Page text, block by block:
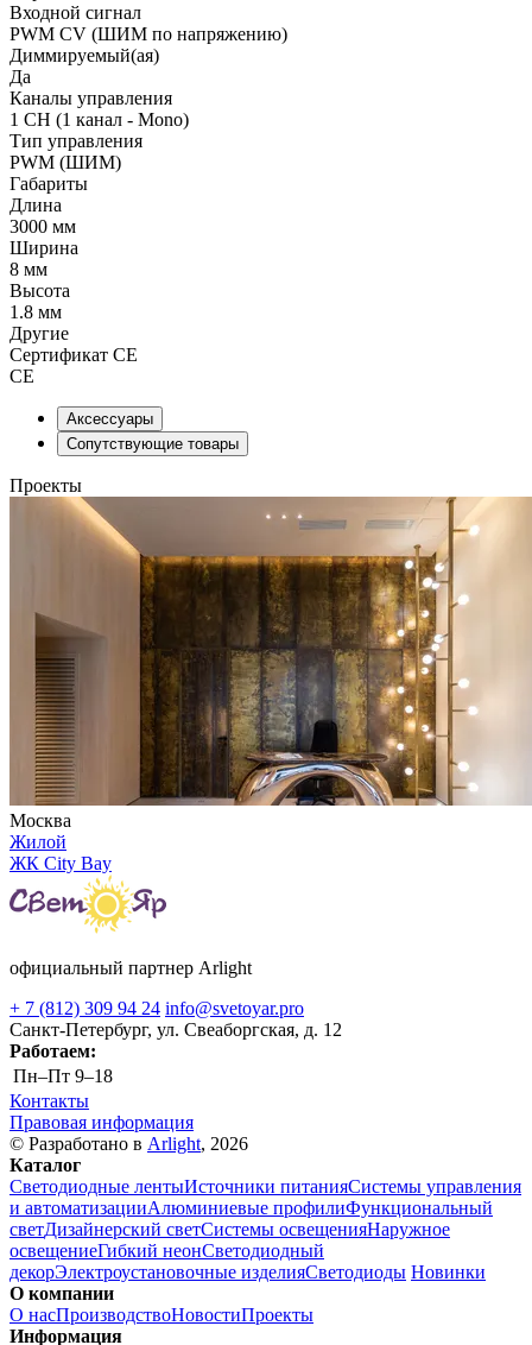
Входной сигнал
PWM СV (ШИМ по напряжению)
Диммируемый(ая)
Да
Каналы управления
1 CH (1 канал - Mono)
Тип управления
PWM (ШИМ)
Габариты
Длина
3000 мм
Ширина
8 мм
Высота
1.8 мм
Другие
Сертификат CE
CE
Аксессуары
Сопутствующие товары
Проекты
Москва
Жилой
ЖК City Bay
официальный партнер Arlight
+ 7 (812) 309 94 24 info@svetoyar.pro
Санкт-Петербург, ул. Свеаборгская, д. 12
Работаем:
Пн–Пт 9–18
Контакты
Правовая информация
© Разработано в Arlight, 2026
Каталог
Светодиодные лентыИсточники питанияСистемы управления
и автоматизацииАлюминиевые профилиФункциональный
светДизайнерский светСистемы освещенияНаружное
освещениеГибкий неонСветодиодный
декорЭлектроустановочные изделияСветодиоды Новинки
О компании
О насПроизводствоНовостиПроекты
Информация